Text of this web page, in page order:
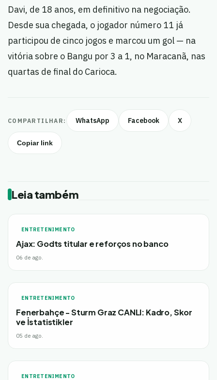
Davi, de 18 anos, em definitivo na negociação.
Desde sua chegada, o jogador número 11 já
participou de cinco jogos e marcou um gol — na
vitória sobre o Bangu por 3 a 1, no Maracanã, nas
quartas de final do Carioca.
COMPARTILHAR: WhatsApp Facebook X
Copiar link
Leia também
ENTRETENIMENTO
Ajax: Godts titular e reforços no banco
06 de ago.
ENTRETENIMENTO
Fenerbahçe - Sturm Graz CANLI: Kadro, Skor
ve İstatistikler
05 de ago.
ENTRETENIMENTO